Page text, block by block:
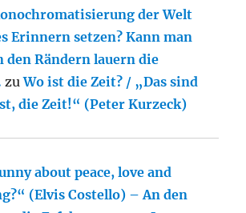
der Welt
Erinnern setzen? Kann man
den Rändern lauern die
zuWo ist die Zeit? / „Das sind
die Zeit!“ (Peter Kurzeck)
about peace, love and
(Elvis Costello) – An den